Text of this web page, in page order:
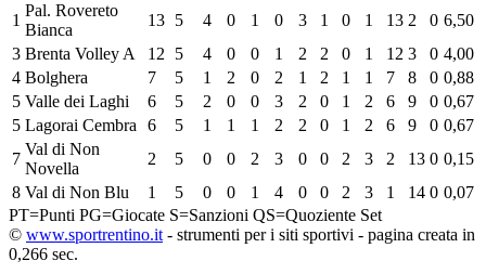
1
Pal. Rovereto
Bianca
13 5 4 0 1 0 3 1 0 1 13 2 0 6,50
3 Brenta Volley A 12 5 4 0 0 1 2 2 0 1 12 3 0 4,00
4 Bolghera 7 5 1 2 0 2 1 2 1 1 7 8 0 0,88
5 Valle dei Laghi 6 5 2 0 0 3 2 0 1 2 6 9 0 0,67
5 Lagorai Cembra 6 5 1 1 1 2 2 0 1 2 6 9 0 0,67
7
Val di Non
Novella
2 5 0 0 2 3 0 0 2 3 2 13 0 0,15
8 Val di Non Blu 1 5 0 0 1 4 0 0 2 3 1 14 0 0,07
PT=Punti PG=Giocate S=Sanzioni QS=Quoziente Set
© www.sportrentino.it - strumenti per i siti sportivi - pagina creata in
0,266 sec.